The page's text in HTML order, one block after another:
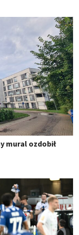
mural ozdobił